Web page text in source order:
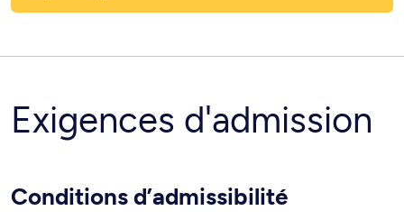
Exigences d'admission
Conditions d’admissibilité